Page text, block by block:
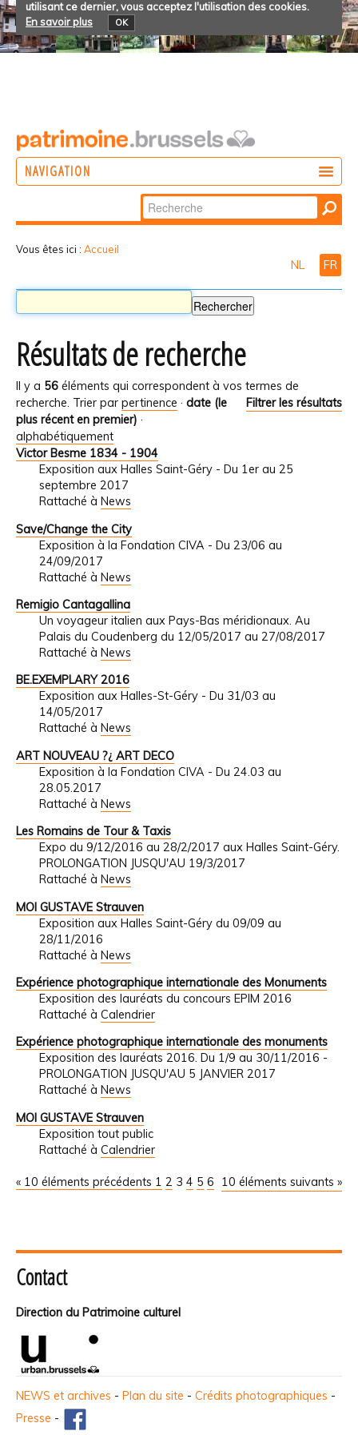
utilisant ce dernier, vous acceptez l'utilisation des cookies.
En savoir plus
OK
NAVIGATION
Chercher par
Recherche
Vous êtes ici : Accueil
NL FR
Résultats de recherche
Il y a 56 éléments qui correspondent à vos termes de
recherche.
Filtrer les résultats
Trier par pertinence · date (le
plus récent en premier) ·
alphabétiquement
Victor Besme 1834 - 1904
Exposition aux Halles Saint-Géry - Du 1er au 25
septembre 2017
Rattaché à News
Save/Change the City
Exposition à la Fondation CIVA - Du 23/06 au
24/09/2017
Rattaché à News
Remigio Cantagallina
Un voyageur italien aux Pays-Bas méridionaux. Au
Palais du Coudenberg du 12/05/2017 au 27/08/2017
Rattaché à News
BE.EXEMPLARY 2016
Exposition aux Halles-St-Géry - Du 31/03 au
14/05/2017
Rattaché à News
ART NOUVEAU ?¿ ART DECO
Exposition à la Fondation CIVA - Du 24.03 au
28.05.2017
Rattaché à News
Les Romains de Tour & Taxis
Expo du 9/12/2016 au 28/2/2017 aux Halles Saint-Géry.
PROLONGATION JUSQU'AU 19/3/2017
Rattaché à News
MOI GUSTAVE Strauven
Exposition aux Halles Saint-Géry du 09/09 au
28/11/2016
Rattaché à News
Expérience photographique internationale des Monuments
Exposition des lauréats du concours EPIM 2016
Rattaché à Calendrier
Expérience photographique internationale des monuments
Exposition des lauréats 2016. Du 1/9 au 30/11/2016 -
PROLONGATION JUSQU'AU 5 JANVIER 2017
Rattaché à News
MOI GUSTAVE Strauven
Exposition tout public
Rattaché à Calendrier
« 10 éléments précédents 10 éléments suivants »
1 2 3 4 5 6
Contact
Direction du Patrimoine culturel
NEWS et archives - Plan du site - Crédits photographiques -
Presse -